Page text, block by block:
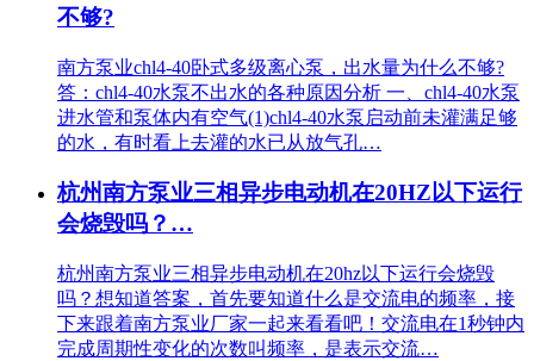
不够?
南方泵业chl4-40卧式多级离心泵，出水量为什么不够?
答：chl4-40水泵不出水的各种原因分析 一、chl4-40水泵
进水管和泵体内有空气(1)chl4-40水泵启动前未灌满足够
的水，有时看上去灌的水已从放气孔…
杭州南方泵业三相异步电动机在20HZ以下运行
会烧毁吗？…
杭州南方泵业三相异步电动机在20hz以下运行会烧毁
吗？想知道答案，首先要知道什么是交流电的频率，接
下来跟着南方泵业厂家一起来看看吧！交流电在1秒钟内
完成周期性变化的次数叫频率，是表示交流…